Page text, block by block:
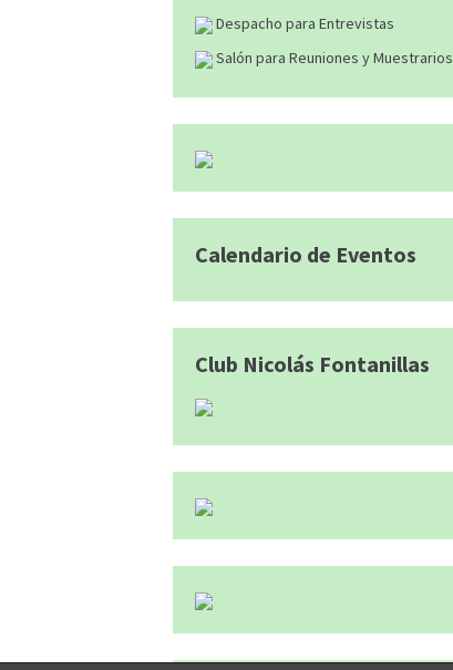
Despacho para Entrevistas
Salón para Reuniones y Muestrarios
Calendario de Eventos
Club Nicolás Fontanillas